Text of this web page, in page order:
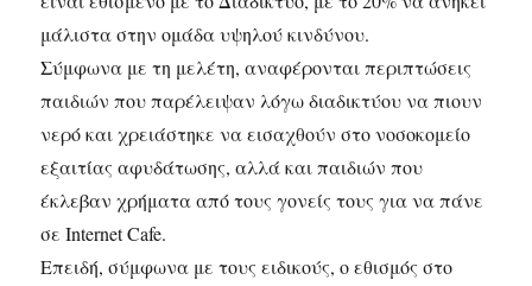
μάλιστα στην ομάδα υψηλού κινδύνου.
Σύμφωνα με τη μελέτη, αναφέρονται περιπτώσεις
παιδιών που παρέλειψαν λόγω διαδικτύου να πιουν
νερό και χρειάστηκε να εισαχθούν στο νοσοκομείο
εξαιτίας αφυδάτωσης, αλλά και παιδιών που
έκλεβαν χρήματα από τους γονείς τους για να πάνε
σε Internet Cafe.
Επειδή, σύμφωνα με τους ειδικούς, ο εθισμός στο